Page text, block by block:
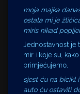
moja majka
ostala mi je
miris nikad
Jednostavnost je
mir i koje su,
primjećujemo.
sjest ću na bicikl
auto ću ostaviti